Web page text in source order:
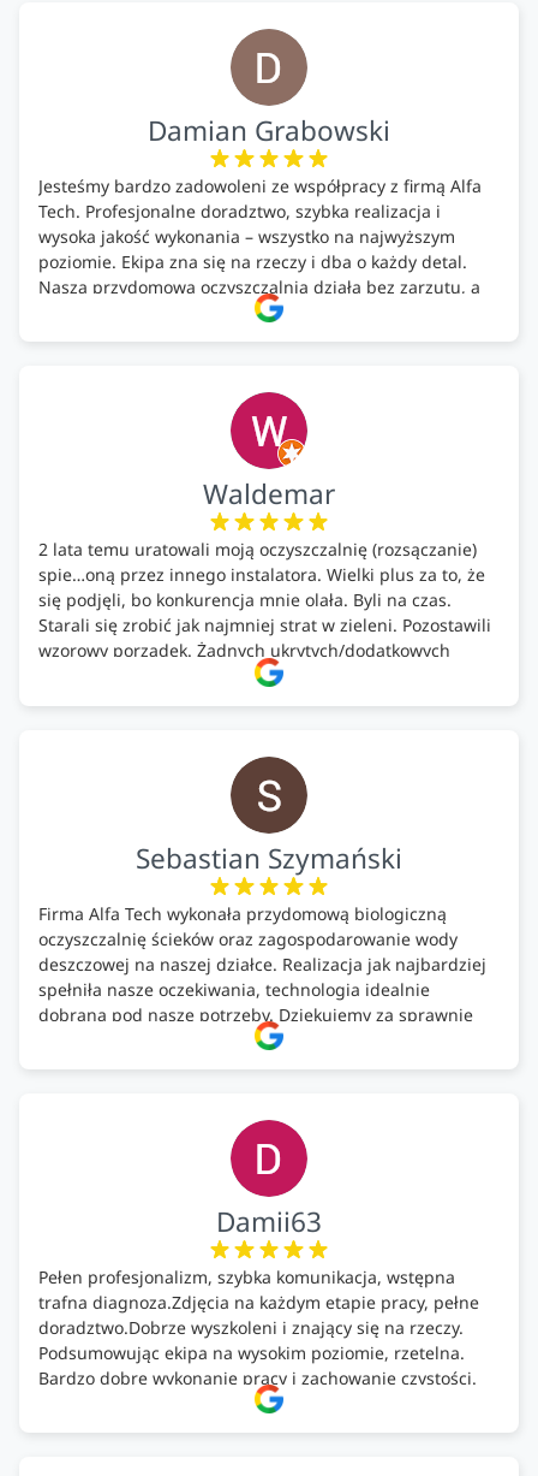
Damian Grabowski
Jesteśmy bardzo zadowoleni ze współpracy z firmą Alfa
Tech. Profesjonalne doradztwo, szybka realizacja i
wysoka jakość wykonania – wszystko na najwyższym
poziomie. Ekipa zna się na rzeczy i dba o każdy detal.
Nasza przydomowa oczyszczalnia działa bez zarzutu, a
całość została wykonana zgodnie z terminem i
ustaleniami. Z czystym sumieniem polecamy Alfa Tech
ekologicznych rozwiązań!🍀
Waldemar
2 lata temu uratowali moją oczyszczalnię (rozsączanie)
spie…oną przez innego instalatora. Wielki plus za to, że
się podjęli, bo konkurencja mnie olała. Byli na czas.
Starali się zrobić jak najmniej strat w zieleni. Pozostawili
wzorowy porządek. Żadnych ukrytych/dodatkowych
kosztów. Zaskoczenie. Kontakt bardzo OK. Obsługa
pomontażowa również OK. A ich środki do oczyszczalni –
Sebastian Szymański
Firma Alfa Tech wykonała przydomową biologiczną
oczyszczalnię ścieków oraz zagospodarowanie wody
deszczowej na naszej działce. Realizacja jak najbardziej
spełniła nasze oczekiwania, technologia idealnie
dobrana pod nasze potrzeby. Dziękujemy za sprawnie
wykonany montaż w świetnej atmosferze! Polecam!
Damii63
Pełen profesjonalizm, szybka komunikacja, wstępna
trafna diagnoza.Zdjęcia na każdym etapie pracy, pełne
doradztwo.Dobrze wyszkoleni i znający się na rzeczy.
Podsumowując ekipa na wysokim poziomie, rzetelna.
Bardzo dobre wykonanie pracy i zachowanie czystości.